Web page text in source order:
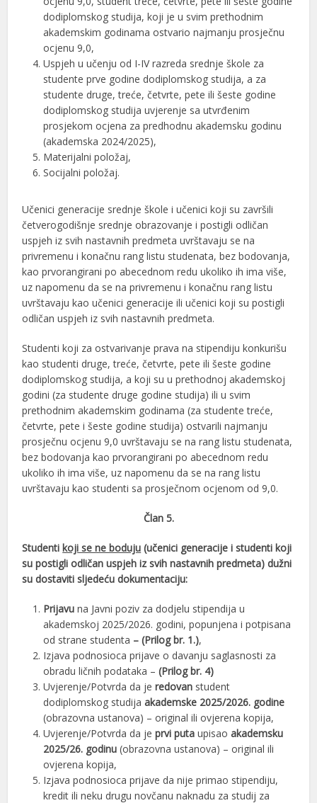
dodiplomskog studija, koji je u svim prethodnim
akademskim godinama ostvario najmanju prosječnu
ocjenu 9,0,
Uspjeh u učenju od I-IV razreda srednje škole za
studente prve godine dodiplomskog studija, a za
studente druge, treće, četvrte, pete ili šeste godine
dodiplomskog studija uvjerenje sa utvrđenim
prosjekom ocjena za predhodnu akademsku godinu
(akademska 2024/2025),
Materijalni položaj,
Socijalni položaj.
Učenici generacije srednje škole i učenici koji su završili
četverogodišnje srednje obrazovanje i postigli odličan
uspjeh iz svih nastavnih predmeta uvrštavaju se na
privremenu i konačnu rang listu studenata, bez bodovanja,
kao prvorangirani po abecednom redu ukoliko ih ima više,
uz napomenu da se na privremenu i konačnu rang listu
uvrštavaju kao učenici generacije ili učenici koji su postigli
odličan uspjeh iz svih nastavnih predmeta.
Studenti koji za ostvarivanje prava na stipendiju konkurišu
kao studenti druge, treće, četvrte, pete ili šeste godine
dodiplomskog studija, a koji su u prethodnoj akademskoj
godini (za studente druge godine studija) ili u svim
prethodnim akademskim godinama (za studente treće,
četvrte, pete i šeste godine studija) ostvarili najmanju
prosječnu ocjenu 9,0 uvrštavaju se na rang listu studenata,
bez bodovanja kao prvorangirani po abecednom redu
ukoliko ih ima više, uz napomenu da se na rang listu
uvrštavaju kao studenti sa prosječnom ocjenom od 9,0.
Član 5.
Studentikoji se ne boduju (učenici generacije i studenti koji
su postigli odličan uspjeh iz svih nastavnih predmeta) dužni
su dostaviti sljedeću dokumentaciju:
Prijavu na Javni poziv za dodjelu stipendija u
akademskoj 2025/2026. godini, popunjena i potpisana
od strane studenta – (Prilog br. 1.),
Izjava podnosioca prijave o davanju saglasnosti za
obradu ličnih podataka –(Prilog br. 4)
Uvjerenje/Potvrda da jeredovan student
dodiplomskog studijaakademske 2025/2026. godine
(obrazovna ustanova) – original ili ovjerena kopija,
Uvjerenje/Potvrda da jeprvi puta upisaoakademsku
2025/26. godinu (obrazovna ustanova) – original ili
ovjerena kopija,
Izjava podnosioca prijave da nije primao stipendiju,
kredit ili neku drugu novčanu naknadu za studij za